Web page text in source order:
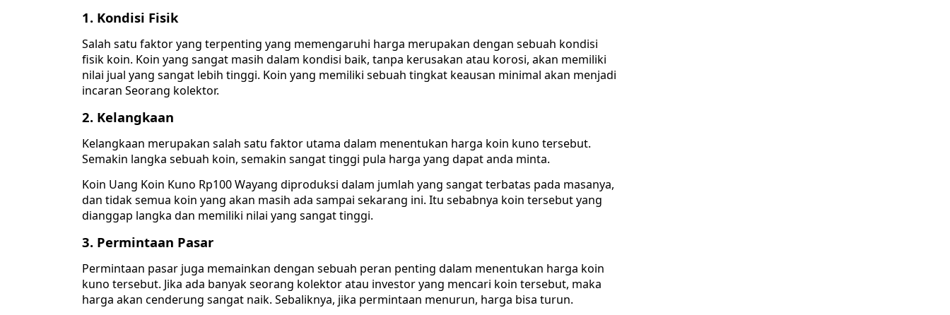
1. Kondisi Fisik
Salah satu faktor yang terpenting yang memengaruhi harga merupakan dengan sebuah kondisi
fisik koin. Koin yang sangat masih dalam kondisi baik, tanpa kerusakan atau korosi, akan memiliki
nilai jual yang sangat lebih tinggi. Koin yang memiliki sebuah tingkat keausan minimal akan menjadi
incaran Seorang kolektor.
2. Kelangkaan
Kelangkaan merupakan salah satu faktor utama dalam menentukan harga koin kuno tersebut.
Semakin langka sebuah koin, semakin sangat tinggi pula harga yang dapat anda minta.
Koin Uang Koin Kuno Rp100 Wayang diproduksi dalam jumlah yang sangat terbatas pada masanya,
dan tidak semua koin yang akan masih ada sampai sekarang ini. Itu sebabnya koin tersebut yang
dianggap langka dan memiliki nilai yang sangat tinggi.
3. Permintaan Pasar
Permintaan pasar juga memainkan dengan sebuah peran penting dalam menentukan harga koin
kuno tersebut. Jika ada banyak seorang kolektor atau investor yang mencari koin tersebut, maka
harga akan cenderung sangat naik. Sebaliknya, jika permintaan menurun, harga bisa turun.